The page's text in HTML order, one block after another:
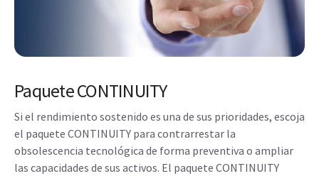
Paquete CONTINUITY
Si el rendimiento sostenido es una de sus prioridades, escoja
el paquete CONTINUITY para contrarrestar la
obsolescencia tecnológica de forma preventiva o ampliar
las capacidades de sus activos. El paquete CONTINUITY